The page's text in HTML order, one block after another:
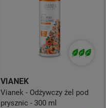
VIANEK
Vianek - Odżywczy żel pod
prysznic - 300 ml